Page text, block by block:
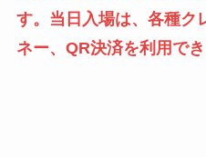
す。当日入場は、各種ク
ネー、QR決済を利用でき